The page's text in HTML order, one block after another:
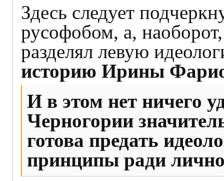
Здесь следует
русофобом, а,
разделял левую
историю Ирины
И в этом нет ничего
Черногории
готова предать
принципы ради